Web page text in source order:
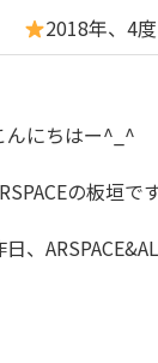
2018年、4
んにちはー^_^
の板垣で
日、